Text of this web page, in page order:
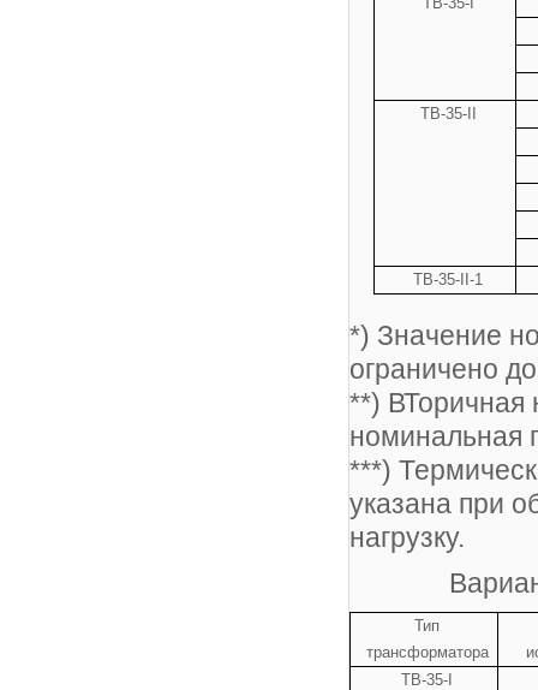
ТВ-35-II
ТВ-35-II-1
*) Значение
ограничено
**) ВТоричная
номинальная
***)
указана при
нагрузку.
Тип
трансформатора
ТВ-35-I